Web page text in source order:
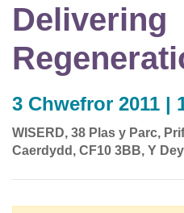
Delivering
3 Chwefror 2011 |
WISERD, 38 Plas y Parc,
Caerdydd, CF10 3BB, Y